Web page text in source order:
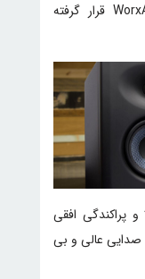
مورد تحسین Hugh Sarvis از WorxAudio قرار گرفته
و پراکندگی افقی
صدایی عالی و بی